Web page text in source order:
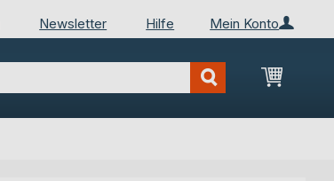
Mein Konto
Newsletter Hilfe
Mein